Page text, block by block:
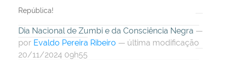
República!
Dia Nacional de Zumbi e da Consciência Negra —
por Evaldo Pereira Ribeiro — última modificação
20/11/2024 09h55